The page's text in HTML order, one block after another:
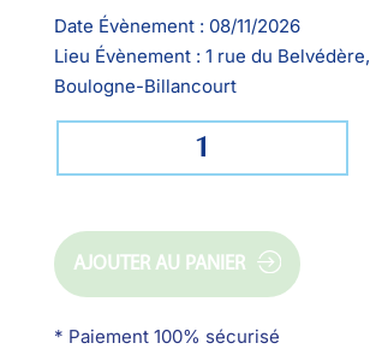
Date Évènement : 08/11/2026
Lieu Évènement : 1 rue du Belvédère,
Boulogne-Billancourt
AJOUTER AU PANIER
* Paiement 100% sécurisé